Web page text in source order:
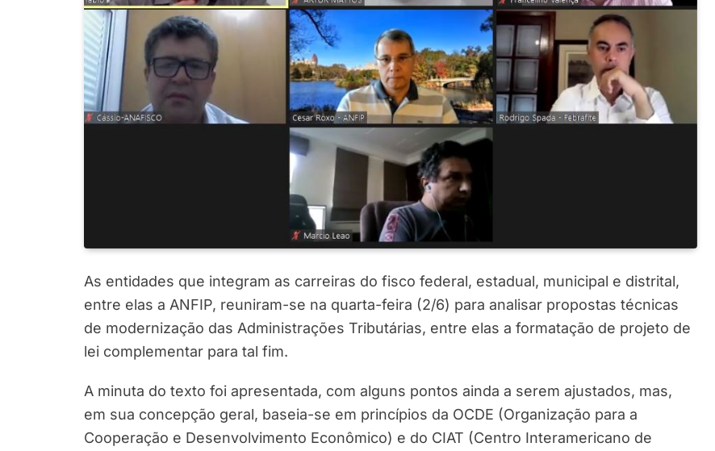
As entidades que integram as carreiras do fisco federal, estadual, municipal e distrital,
entre elas a ANFIP, reuniram-se na quarta-feira (2/6) para analisar propostas técnicas
de modernização das Administrações Tributárias, entre elas a formatação de projeto de
lei complementar para tal fim.
A minuta do texto foi apresentada, com alguns pontos ainda a serem ajustados, mas,
em sua concepção geral, baseia-se em princípios da OCDE (Organização para a
Cooperação e Desenvolvimento Econômico) e do CIAT (Centro Interamericano de